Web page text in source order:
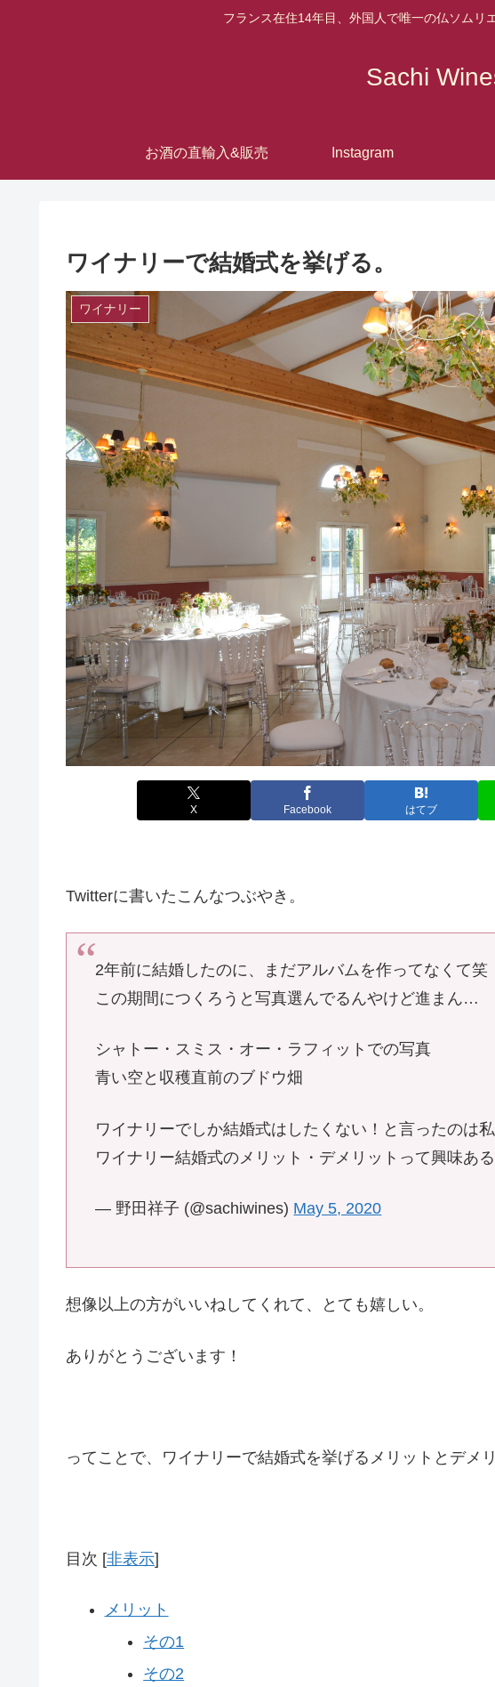
フランス在住14年目、外国人で唯一の仏ソムリ
Sachi
お酒の直輸入&販売 Instagram
ワイナリーで結婚式を挙げる。
ワイナリー
X Facebook はてブ
Twitterに書いたこんなつぶやき。
2年前に結婚したのに、まだアルバムを作ってなくて笑
この期間につくろうと写真選んでるんやけど進まん…
シャトー・スミス・オー・ラフィットでの写真
青い空と収穫直前のブドウ畑
ワイナリーでしか結婚式はしたくない！と言ったのは
ワイナリー結婚式のメリット・デメリットって興味ある
— 野田祥子 (@sachiwines) May 5, 2020
想像以上の方がいいねしてくれて、とても嬉しい。
ありがとうございます！
ってことで、ワイナリーで結婚式を挙げるメリットとデメ
目次 [非表示]
メリット
その1
その2